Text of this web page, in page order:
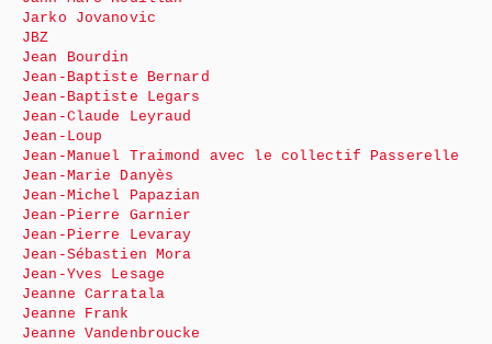
Jarko Jovanovic
JBZ
Jean Bourdin
Jean-Baptiste Bernard
Jean-Baptiste Legars
Jean-Claude Leyraud
Jean-Loup
Jean-Manuel Traimond avec le collectif Passerelle
Jean-Marie Danyès
Jean-Michel Papazian
Jean-Pierre Garnier
Jean-Pierre Levaray
Jean-Sébastien Mora
Jean-Yves Lesage
Jeanne Carratala
Jeanne Frank
Jeanne Vandenbroucke